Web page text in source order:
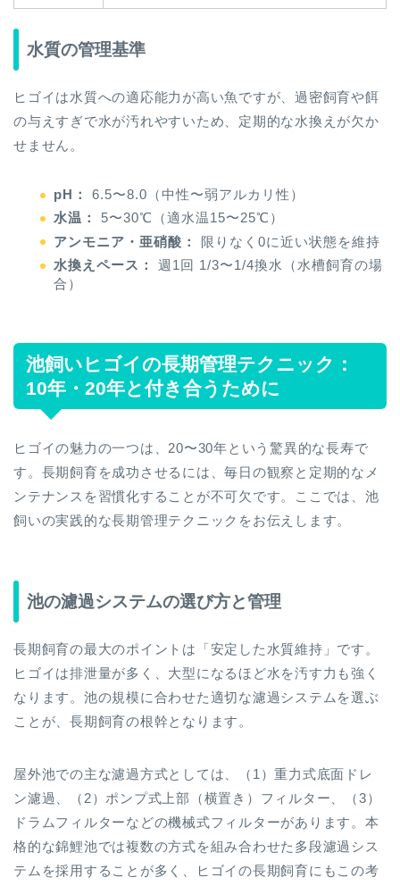
水質の管理基準
ヒゴイは水質への適応能力が高い魚ですが、過密飼育や餌
の与えすぎで水が汚れやすいため、定期的な水換えが欠か
せません。
pH：
6.5〜8.0（中性〜弱アルカリ性）
水温：
5〜30℃（適水温15〜25℃）
アンモニア・亜硝酸：
限りなく0に近い状態を維持
水換えペース：
週1回 1/3〜1/4換水（水槽飼育の場
合）
池飼いヒゴイの長期管理テクニック：
10年・20年と付き合うために
ヒゴイの魅力の一つは、20〜30年という驚異的な長寿で
す。長期飼育を成功させるには、毎日の観察と定期的なメ
ンテナンスを習慣化することが不可欠です。ここでは、池
飼いの実践的な長期管理テクニックをお伝えします。
池の濾過システムの選び方と管理
長期飼育の最大のポイントは「安定した水質維持」です。
ヒゴイは排泄量が多く、大型になるほど水を汚す力も強く
なります。池の規模に合わせた適切な濾過システムを選ぶ
ことが、長期飼育の根幹となります。
屋外池での主な濾過方式としては、（1）重力式底面ドレ
ン濾過、（2）ポンプ式上部（横置き）フィルター、（3）
ドラムフィルターなどの機械式フィルターがあります。本
格的な錦鯉池では複数の方式を組み合わせた多段濾過シス
テムを採用することが多く、ヒゴイの長期飼育にもこの考